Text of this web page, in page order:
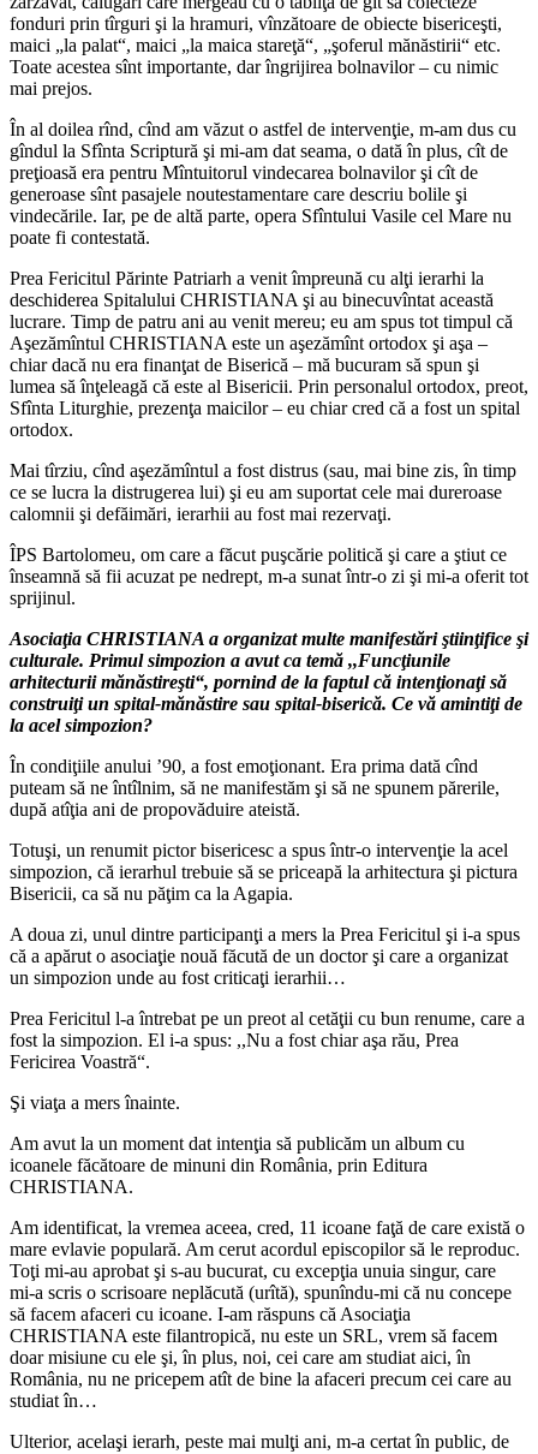
fonduri prin tîrguri şi la hramuri, vînzătoare de obiecte bisericeşti,
maici „la palat“, maici „la maica stareţă“, „şoferul mănăstirii“ etc.
Toate acestea sînt importante, dar îngrijirea bolnavilor – cu nimic
mai prejos.
În al doilea rînd, cînd am văzut o astfel de intervenţie, m‑am dus cu
gîndul la Sfînta Scriptură şi mi‑am dat seama, o dată în plus, cît de
preţioasă era pentru Mîntuitorul vindecarea bolnavilor şi cît de
generoase sînt pasajele noutestamentare care descriu bolile şi
vindecările. Iar, pe de altă parte, opera Sfîntului Vasile cel Mare nu
poate fi contestată.
Prea Fericitul Părinte Patriarh a venit împreună cu alţi ierarhi la
deschiderea Spitalului CHRISTIANA şi au binecuvîntat această
lucrare. Timp de patru ani au venit mereu; eu am spus tot timpul că
Aşezămîntul CHRISTIANA este un aşezămînt ortodox şi aşa –
chiar dacă nu era finanţat de Biserică – mă bucuram să spun şi
lumea să înţeleagă că este al Bisericii. Prin personalul ortodox, preot,
Sfînta Liturghie, prezenţa maicilor – eu chiar cred că a fost un spital
ortodox.
Mai tîrziu, cînd aşezămîntul a fost distrus (sau, mai bine zis, în timp
ce se lucra la distrugerea lui) şi eu am suportat cele mai dureroase
calomnii şi defăimări, ierarhii au fost mai rezervaţi.
ÎPS Bartolomeu, om care a făcut puşcărie politică şi care a ştiut ce
înseamnă să fii acuzat pe nedrept, m‑a sunat într‑o zi şi mi‑a oferit tot
sprijinul.
Asociaţia CHRISTIANA a organizat multe manifestări ştiinţifice şi
culturale. Primul simpozion a avut ca temă ,,Funcţiunile
arhitecturii mănăstireşti“, pornind de la faptul că intenţionaţi să
construiţi un spital‑mănăstire sau spital‑biserică. Ce vă amintiţi de
la acel simpozion?
În condiţiile anului ’90, a fost emoţionant. Era prima dată cînd
puteam să ne întîlnim, să ne manifestăm şi să ne spunem părerile,
după atîţia ani de propovăduire ateistă.
Totuşi, un renumit pictor bisericesc a spus într‑o intervenţie la acel
simpozion, că ierarhul trebuie să se priceapă la arhitectura şi pictura
Bisericii, ca să nu păţim ca la Agapia.
A doua zi, unul dintre participanţi a mers la Prea Fericitul şi i‑a spus
că a apărut o asociaţie nouă făcută de un doctor şi care a organizat
un simpozion unde au fost criticaţi ierarhii…
Prea Fericitul l‑a întrebat pe un preot al cetăţii cu bun renume, care a
fost la simpozion. El i‑a spus: ,,Nu a fost chiar aşa rău, Prea
Fericirea Voastră“.
Şi viaţa a mers înainte.
Am avut la un moment dat intenţia să publicăm un album cu
icoanele făcătoare de minuni din România, prin Editura
CHRISTIANA.
Am identificat, la vremea aceea, cred, 11 icoane faţă de care există o
mare evlavie populară. Am cerut acordul episcopilor să le reproduc.
Toţi mi‑au aprobat şi s‑au bucurat, cu excepţia unuia singur, care
mi‑a scris o scrisoare neplăcută (urîtă), spunîndu‑mi că nu concepe
să facem afaceri cu icoane. I‑am răspuns că Asociaţia
CHRISTIANA este filantropică, nu este un SRL, vrem să facem
doar misiune cu ele şi, în plus, noi, cei care am studiat aici, în
România, nu ne pricepem atît de bine la afaceri precum cei care au
studiat în…
Ulterior, acelaşi ierarh, peste mai mulţi ani, m‑a certat în public, de